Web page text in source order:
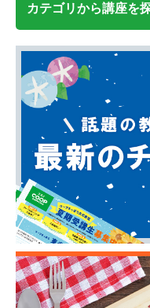
カテゴリから講座を